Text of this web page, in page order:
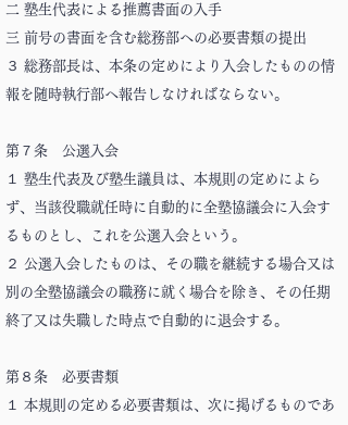
二 塾生代表による推薦書面の入手
三 前号の書面を含む総務部への必要書類の提出
３ 総務部長は、本条の定めにより入会したものの情
報を随時執行部へ報告しなければならない。
第７条 公選入会
１ 塾生代表及び塾生議員は、本規則の定めによら
ず、当該役職就任時に自動的に全塾協議会に入会す
るものとし、これを公選入会という。
２ 公選入会したものは、その職を継続する場合又は
別の全塾協議会の職務に就く場合を除き、その任期
終了又は失職した時点で自動的に退会する。
第８条 必要書類
１ 本規則の定める必要書類は、次に掲げるものであ